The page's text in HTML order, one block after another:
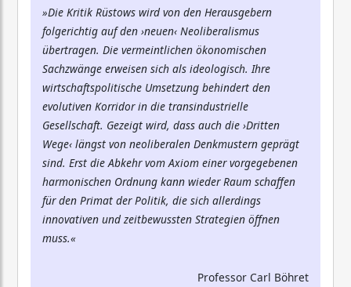
»Die Kritik Rüstows wird von den Herausgebern
folgerichtig auf den ›neuen‹ Neoliberalismus
übertragen. Die vermeintlichen ökonomischen
Sachzwänge erweisen sich als ideologisch. Ihre
wirtschaftspolitische Umsetzung behindert den
evolutiven Korridor in die transindustrielle
Gesellschaft. Gezeigt wird, dass auch die ›Dritten
Wege‹ längst von neoliberalen Denkmustern geprägt
sind. Erst die Abkehr vom Axiom einer vorgegebenen
harmonischen Ordnung kann wieder Raum schaffen
für den Primat der Politik, die sich allerdings
innovativen und zeitbewussten Strategien öffnen
muss.«
Professor Carl Böhret